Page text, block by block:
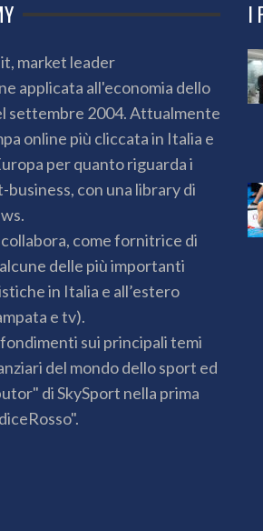
market leader
applicata all'economia dello
settembre 2004. Attualmente
online più cliccata in Italia e
per quanto riguarda i
con una library di
come fornitrice di
delle più importanti
in Italia e all’estero
e tv).
sui principali temi
del mondo dello sport ed
di SkySport nella prima
I